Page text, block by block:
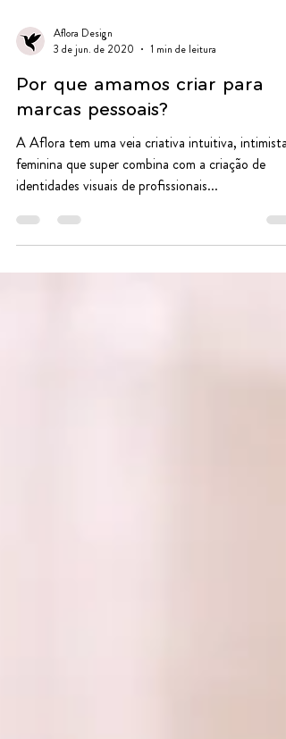
3 de jun. de 2020
1 min de leitura
Por que amamos criar para
marcas pessoais?
A Aflora tem uma veia criativa intuitiva, intimista
feminina que super combina com a criação de
identidades visuais de profissionais...